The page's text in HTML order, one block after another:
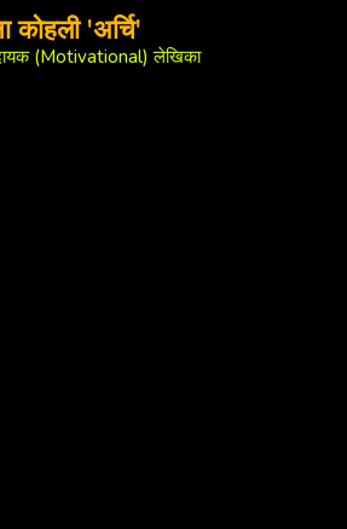
कोहली 'अर्चि'
(Motivational) लेखिका